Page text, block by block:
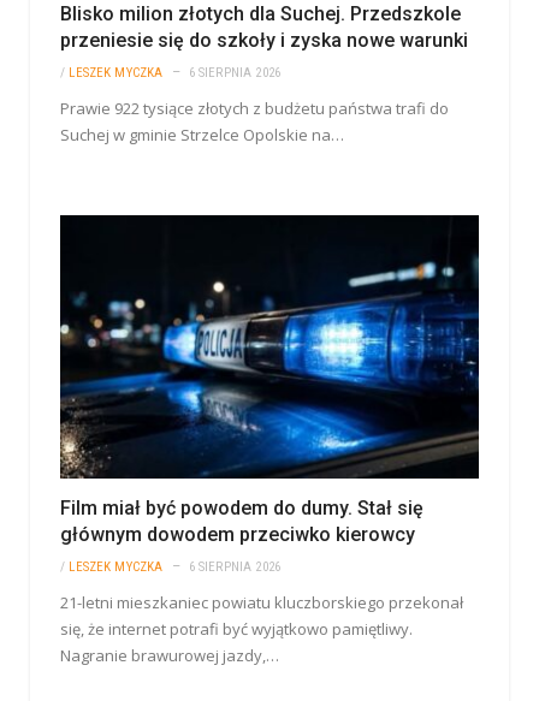
Blisko milion złotych dla Suchej. Przedszkole
przeniesie się do szkoły i zyska nowe warunki
/ LESZEK MYCZKA 6 SIERPNIA 2026
Prawie 922 tysiące złotych z budżetu państwa trafi do
Suchej w gminie Strzelce Opolskie na…
Film miał być powodem do dumy. Stał się
głównym dowodem przeciwko kierowcy
/ LESZEK MYCZKA 6 SIERPNIA 2026
21-letni mieszkaniec powiatu kluczborskiego przekonał
się, że internet potrafi być wyjątkowo pamiętliwy.
Nagranie brawurowej jazdy,…